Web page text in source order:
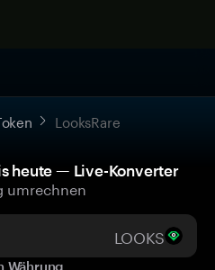
LooksRare
heute — Live-Konverter
umrechnen
LOOKS
Währung